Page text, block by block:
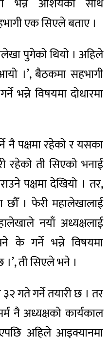
एक सिएले बताए ।
पुगेको थियो । अहिले
।’, बैठकमा सहभागी
भन्ने विषयमा दोधारमा
नै पक्षमा रहेको र यसका
रहेको ती सिएको भनाई
पक्षमा देखियो । तर,
छौँ । फेरी महालेखालाई
नयाँ अध्यक्षलाई
के गर्ने भन्ने विषयमा
ती सिएले भने ।
गते गर्ने तयारी छ । तर
नै अध्यक्षको कार्यकाल
अहिले आइक्यानमा